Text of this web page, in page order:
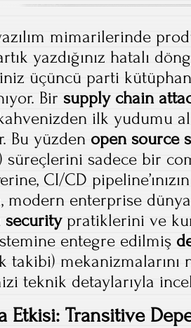
mimarilerinde
yazdığınız hatalı
üçüncü parti
Bir supply chain
ilk yudumu
Bu yüzden open source
süreçlerini sadece bir
CI/CD
modern enterprise
securitypratiklerini ve
entegre edilmiş
takibi) mekanizmalarını
teknik detaylarıyla
Etkisi: Transitive